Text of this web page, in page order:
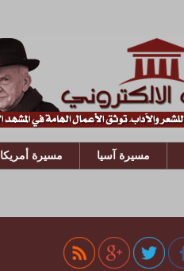
مسيرة آسيا مسيرة أمريكا